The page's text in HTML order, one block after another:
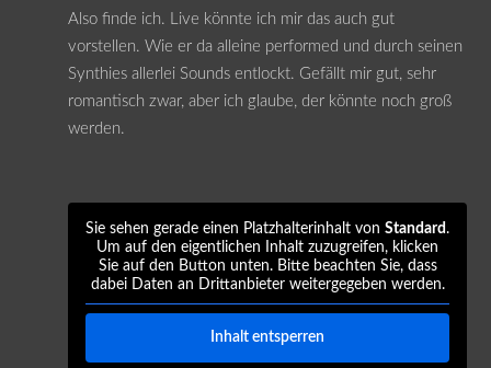
Also finde ich. Live könnte ich mir das auch gut
vorstellen. Wie er da alleine performed und durch seinen
Synthies allerlei Sounds entlockt. Gefällt mir gut, sehr
romantisch zwar, aber ich glaube, der könnte noch groß
werden.
Sie sehen gerade einen Platzhalterinhalt von Standard .
Um auf den eigentlichen Inhalt zuzugreifen, klicken
Sie auf den Button unten. Bitte beachten Sie, dass
dabei Daten an Drittanbieter weitergegeben werden.
Inhalt entsperren